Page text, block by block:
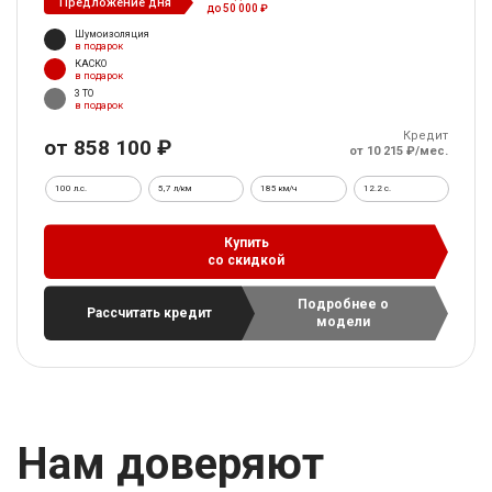
до 50 000 ₽
Шумоизоляция
в подарок
КАСКО
в подарок
3 ТО
в подарок
от 858 100 ₽
Кредит
от 10 215 ₽/мес.
100 л.с. 5,7 л/км 185 км/ч 12.2 c.
Купить
со скидкой
Рассчитать кредит
Подробнее о
модели
Нам доверяют